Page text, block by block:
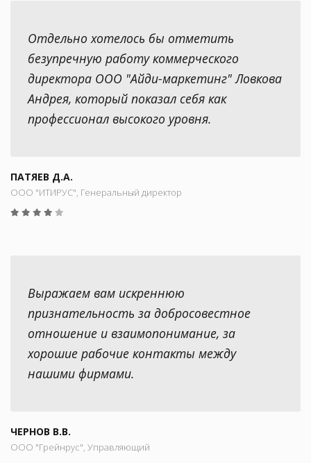
Отдельно хотелось бы отметить
безупречную работу коммерческого
директора ООО "Айди-маркетинг" Ловкова
Андрея, который показал себя как
профессионал высокого уровня.
ПАТЯЕВ Д.А.
ООО "ИТИРУС", Генеральный директор
Выражаем вам искреннюю
признательность за добросовестное
отношение и взаимопонимание, за
хорошие рабочие контакты между
нашими фирмами.
ЧЕРНОВ В.В.
ООО "Грейнрус", Управляющий